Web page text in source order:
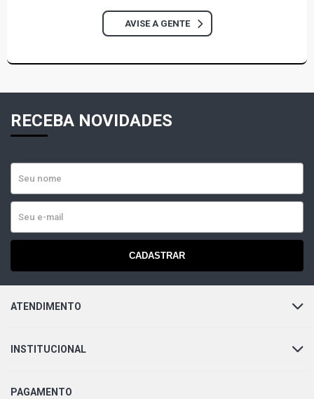
AVISE A GENTE
RECEBA NOVIDADES
CADASTRAR
ATENDIMENTO
INSTITUCIONAL
PAGAMENTO